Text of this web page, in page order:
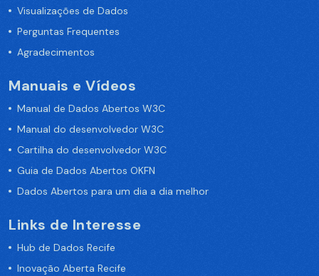
Visualizações de Dados
Perguntas Frequentes
Agradecimentos
Manuais e Vídeos
Manual de Dados Abertos W3C
Manual do desenvolvedor W3C
Cartilha do desenvolvedor W3C
Guia de Dados Abertos OKFN
Dados Abertos para um dia a dia melhor
Links de Interesse
Hub de Dados Recife
Inovação Aberta Recife